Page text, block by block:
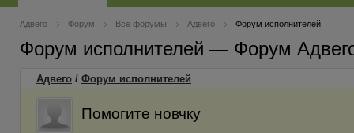
Адвего Форум Все форумы Адвего Форум исполнителей
Форум исполнителей — Форум
Адвего / Форум исполнителей
Помогите новчку